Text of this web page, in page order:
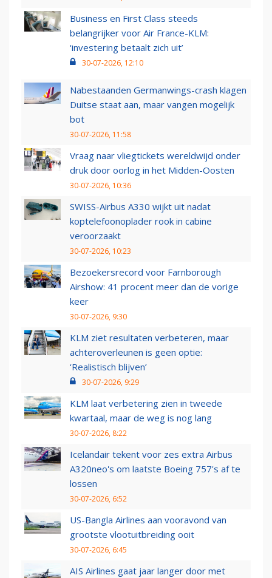
Business en First Class steeds
belangrijker voor Air France-KLM:
‘investering betaalt zich uit’
30-07-2026, 12:10
Nabestaanden Germanwings-crash klagen
Duitse staat aan, maar vangen mogelijk
bot
30-07-2026, 11:58
Vraag naar vliegtickets wereldwijd onder
druk door oorlog in het Midden-Oosten
30-07-2026, 10:36
SWISS-Airbus A330 wijkt uit nadat
koptelefoonoplader rook in cabine
veroorzaakt
30-07-2026, 10:23
Bezoekersrecord voor Farnborough
Airshow: 41 procent meer dan de vorige
keer
30-07-2026, 9:30
KLM ziet resultaten verbeteren, maar
achteroverleunen is geen optie:
‘Realistisch blijven’
30-07-2026, 9:29
KLM laat verbetering zien in tweede
kwartaal, maar de weg is nog lang
30-07-2026, 8:22
Icelandair tekent voor zes extra Airbus
A320neo's om laatste Boeing 757's af te
lossen
30-07-2026, 6:52
US-Bangla Airlines aan vooravond van
grootste vlootuitbreiding ooit
30-07-2026, 6:45
AIS Airlines gaat jaar langer door met